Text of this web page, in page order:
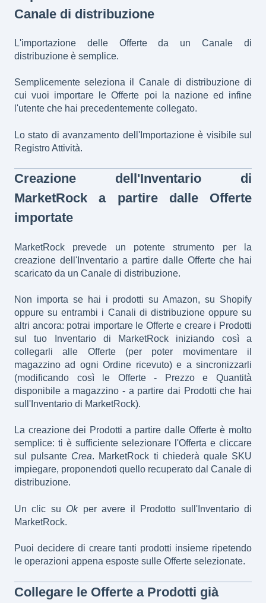
Canale di distribuzione
L'importazione delle Offerte da un Canale di
distribuzione è semplice.
Semplicemente seleziona il Canale di distribuzione di
cui vuoi importare le Offerte poi la nazione ed infine
l'utente che hai precedentemente collegato.
Lo stato di avanzamento dell'Importazione è visibile sul
Registro Attività.
Creazione dell'Inventario di
MarketRock a partire dalle Offerte
importate
MarketRock prevede un potente strumento per la
creazione dell'Inventario a partire dalle Offerte che hai
scaricato da un Canale di distribuzione.
Non importa se hai i prodotti su Amazon, su Shopify
oppure su entrambi i Canali di distribuzione oppure su
altri ancora: potrai importare le Offerte e creare i Prodotti
sul tuo Inventario di MarketRock iniziando così a
collegarli alle Offerte (per poter movimentare il
magazzino ad ogni Ordine ricevuto) e a sincronizzarli
(modificando così le Offerte - Prezzo e Quantità
disponibile a magazzino - a partire dai Prodotti che hai
sull'Inventario di MarketRock).
La creazione dei Prodotti a partire dalle Offerte è molto
semplice: ti è sufficiente selezionare l'Offerta e cliccare
sul pulsante Crea. MarketRock ti chiederà quale SKU
impiegare, proponendoti quello recuperato dal Canale di
distribuzione.
Un clic su Ok per avere il Prodotto sull'Inventario di
MarketRock.
Puoi decidere di creare tanti prodotti insieme ripetendo
le operazioni appena esposte sulle Offerte selezionate.
Collegare le Offerte a Prodotti già